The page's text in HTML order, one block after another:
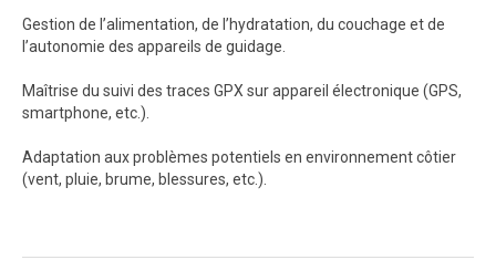
Gestion de l’alimentation, de l’hydratation, du couchage et de
l’autonomie des appareils de guidage.
Maîtrise du suivi des traces GPX sur appareil électronique (GPS,
smartphone, etc.).
Adaptation aux problèmes potentiels en environnement côtier
(vent, pluie, brume, blessures, etc.).